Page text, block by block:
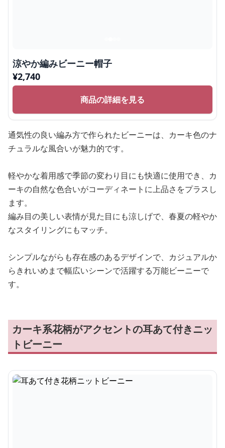
涼やか編みビーニー帽子
¥2,740
商品の詳細を見る
通気性の良い編み方で作られたビーニーは、カーキ色のナ
チュラルな風合いが魅力的です。
軽やかな着用感で季節の変わり目にも快適に使用でき、カ
ーキの自然な色合いがコーディネートに上品さをプラスし
ます。
編み目の美しい表情が見た目にも涼しげで、春夏の軽やか
なスタイリングにもマッチ。
シンプルながらも存在感のあるデザインで、カジュアルか
らきれいめまで幅広いシーンで活躍する万能ビーニーで
す。
カーキ系花柄がアクセントの耳あて付きニッ
トビーニー